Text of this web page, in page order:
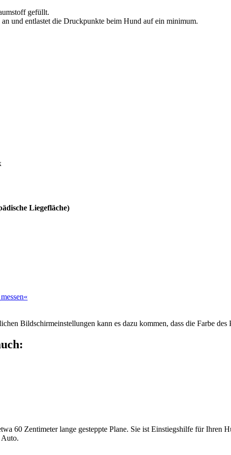
gefüllt.
und entlastet die Druckpunkte beim Hund auf ein minimum.
Liegefläche)
Bildschirmeinstellungen kann es dazu kommen, dass die Farbe
60 Zentimeter lange gesteppte Plane. Sie ist Einstiegshilfe für Ihren
Auto.